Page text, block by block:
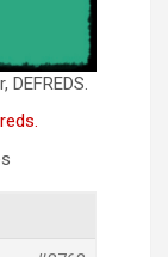
DEFREDS.